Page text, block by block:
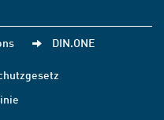
DIN.ONE